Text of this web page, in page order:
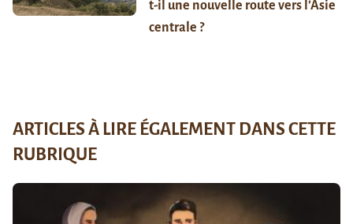
t-il une nouvelle route vers l’Asie
centrale ?
ARTICLES À LIRE ÉGALEMENT DANS CETTE
RUBRIQUE